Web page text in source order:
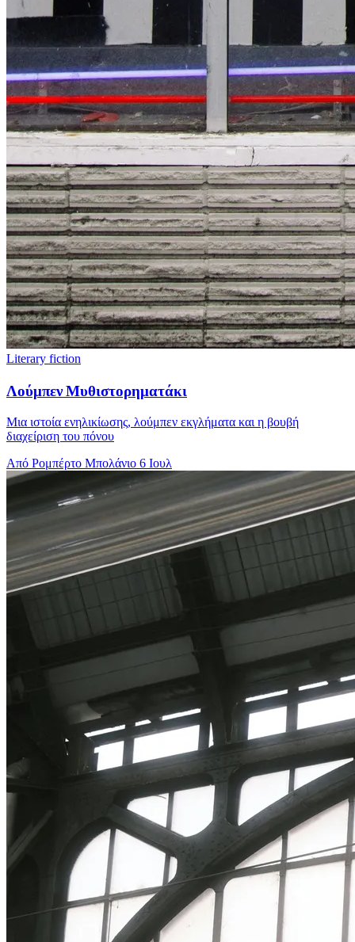
Literary fiction
Λούμπεν Μυθιστορηματάκι
Μια ιστοία ενηλικίωσης, λούμπεν εκγλήματα και η βουβή
διαχείριση του πόνου
Από Ρομπέρτο Μπολάνιο 6 Ιουλ